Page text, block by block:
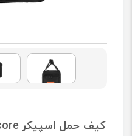
کیف حمل اسپیکر PartyBox Encore جی بی ال